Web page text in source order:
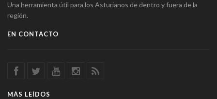
Una herramienta útil para los Asturianos de dentro y fuera de la
región.
EN CONTACTO
MÁS LEÍDOS